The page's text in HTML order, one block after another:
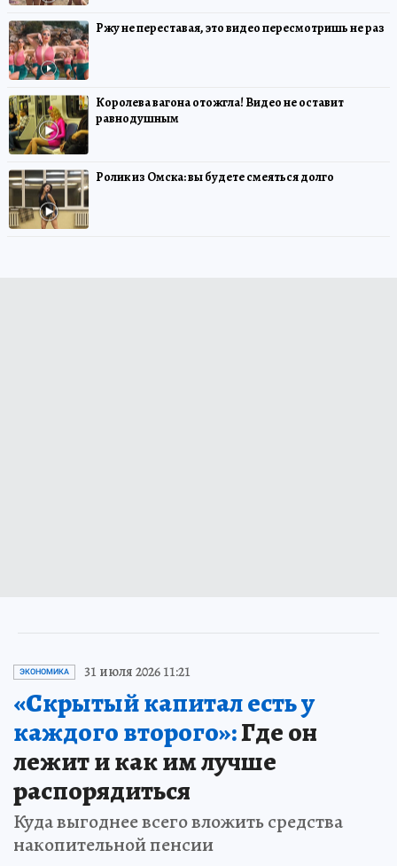
Ржу не переставая, это видео пересмотришь не раз
Королева вагона отожгла! Видео не оставит
равнодушным
Ролик из Омска: вы будете смеяться долго
ЭКОНОМИКА 31 июля 2026 11:21
«Скрытый капитал есть у
каждого второго»:Где он
лежит и как им лучше
распорядиться
Куда выгоднее всего вложить средства
накопительной пенсии